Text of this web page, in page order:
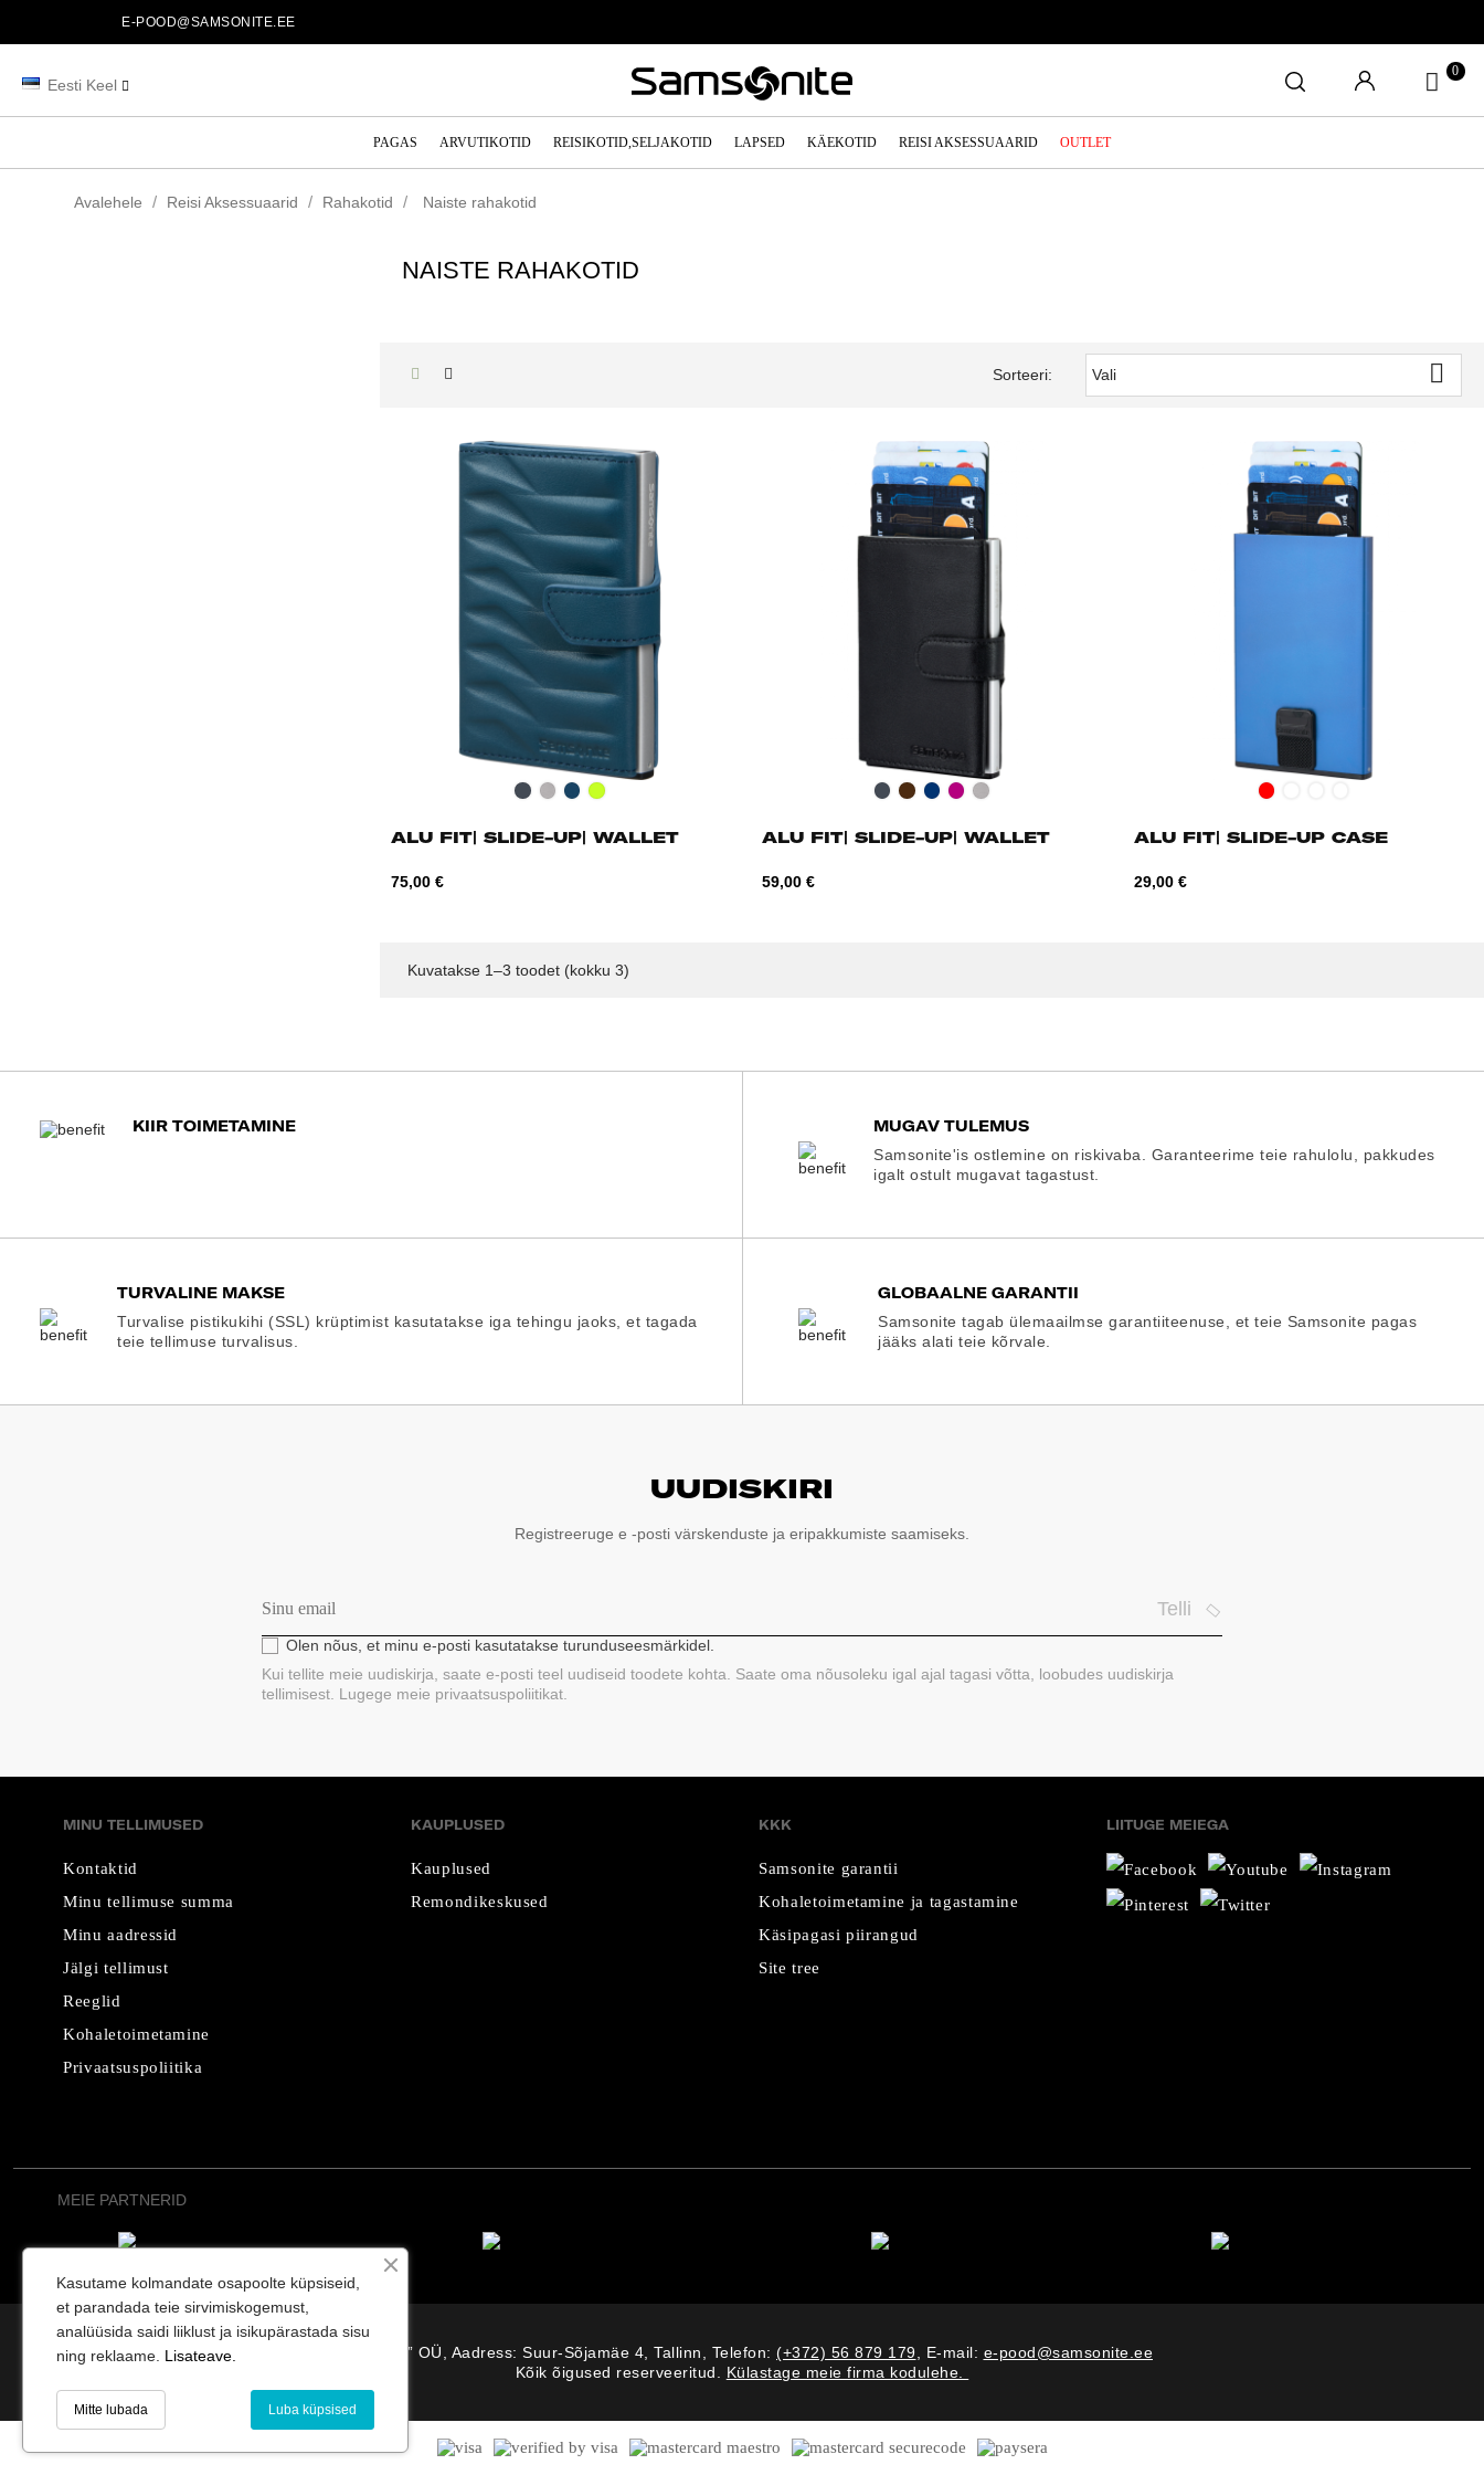
E-POOD@SAMSONITE.EE
Eesti Keel
0
PAGAS ARVUTIKOTID REISIKOTID,SELJAKOTID LAPSED KÄEKOTID REISI AKSESSUAARID OUTLET
Avalehele Reisi Aksessuaarid Rahakotid Naiste rahakotid
NAISTE RAHAKOTID
Sorteeri: Vali 
BlackSilverPetrolLime
ALU FIT| SLIDE-UP| WALLET
Hind
75,00 €
BlackDarkNavyFuchsia
Silver
ALU FIT| SLIDE-UP| WALLET
Hind
59,00 €
Red
ALU FIT| SLIDE-UP CASE
Hind
29,00 €
Kuvatakse 1–3 toodet (kokku 3)
KIIR TOIMETAMINE MUGAV TULEMUS
Samsonite'is ostlemine on riskivaba. Garanteerime teie rahulolu, pakkudes
igalt ostult mugavat tagastust.
TURVALINE MAKSE
Turvalise pistikukihi (SSL) krüptimist kasutatakse iga tehingu jaoks, et tagada
teie tellimuse turvalisus.
GLOBAALNE GARANTII
Samsonite tagab ülemaailmse garantiiteenuse, et teie Samsonite pagas
jääks alati teie kõrvale.
UUDISKIRI
Registreeruge e -posti värskenduste ja eripakkumiste saamiseks.
Telli
Olen nõus, et minu e-posti kasutatakse turunduseesmärkidel.
Kui tellite meie uudiskirja, saate e-posti teel uudiseid toodete kohta. Saate oma nõusoleku igal ajal tagasi võtta, loobudes uudiskirja
tellimisest. Lugege meie privaatsuspoliitikat.
MINU TELLIMUSED
Kontaktid
Minu tellimuse summa
Minu aadressid
Jälgi tellimust
Reeglid
Kohaletoimetamine
Privaatsuspoliitika
KAUPLUSED
Kauplused
Remondikeskused
KKK
Samsonite garantii
Kohaletoimetamine ja tagastamine
Käsipagasi piirangud
Site tree
LIITUGE MEIEGA
MEIE PARTNERID
“Osterode” OÜ, Aadress: Suur-Sõjamäe 4, Tallinn, Telefon: (+372) 56 879 179 , E-mail: e-pood@samsonite.ee
Kõik õigused reserveeritud. Külastage meie firma kodulehe.
Kasutame kolmandate osapoolte küpsiseid,
et parandada teie sirvimiskogemust,
analüüsida saidi liiklust ja isikupärastada sisu
ning reklaame. Lisateave.
Luba küpsised
Mitte lubada